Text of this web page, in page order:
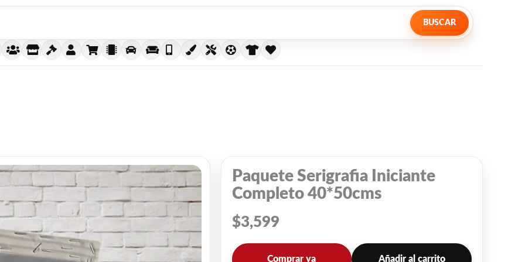
BUSCAR
Paquete Serigrafia Iniciante
Completo 40*50cms
$3,599
Comprar ya Añadir al carrito